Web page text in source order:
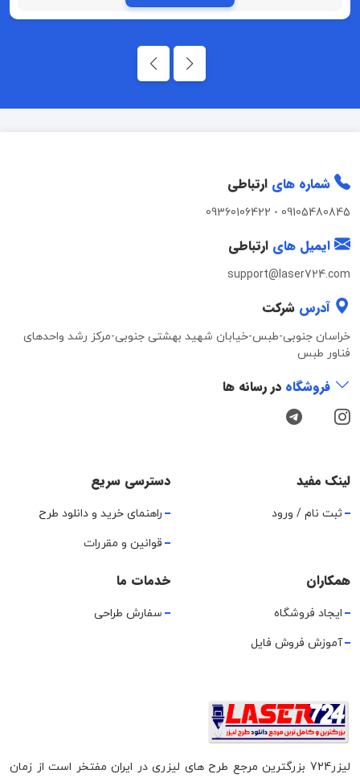
شماره های ارتباطی
09105480845
-
09360106422
ایمیل های ارتباطی
support@laser724.com
آدرس شرکت
خراسان جنوبی-طبس-خیابان شهید بهشتی جنوبی-مرکز رشد واحدهای
فناور طبس
فروشگاه در رسانه ها
لینک مفید
ثبت نام / ورود
دسترسی سریع
راهنمای خرید و دانلود طرح
قوانین و مقررات
همکاران
ایجاد فروشگاه
آموزش فروش فایل
خدمات ما
سفارش طراحی
لیزر724 بزرگترین مرجع طرح های لیزری در ایران مفتخر است از زمان